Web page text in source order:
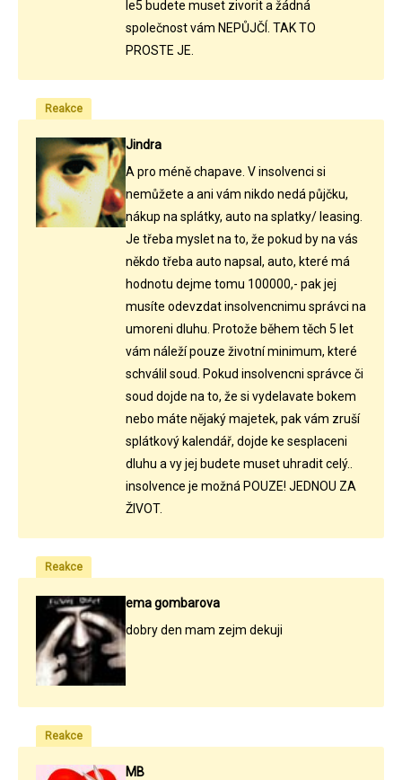
le5 budete muset zivorit a žádná
společnost vám NEPŮJČÍ. TAK TO
PROSTE JE.
Reakce
Jindra
A pro méně chapave. V insolvenci si
nemůžete a ani vám nikdo nedá půjčku,
nákup na splátky, auto na splatky/ leasing.
Je třeba myslet na to, že pokud by na vás
někdo třeba auto napsal, auto, které má
hodnotu dejme tomu 100000,- pak jej
musíte odevzdat insolvencnimu správci na
umoreni dluhu. Protože během těch 5 let
vám náleží pouze životní minimum, které
schválil soud. Pokud insolvencni správce či
soud dojde na to, že si vydelavate bokem
nebo máte nějaký majetek, pak vám zruší
splátkový kalendář, dojde ke sesplaceni
dluhu a vy jej budete muset uhradit celý..
insolvence je možná POUZE! JEDNOU ZA
ŽIVOT.
Reakce
ema gombarova
dobry den mam zejm dekuji
Reakce
MB